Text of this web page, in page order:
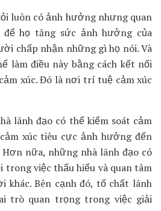
luôn có ảnh hưởng nhưng quan
họ tăng sức ảnh hưởng của
chấp nhận những gì họ nói. Và
làm điều này bằng cách kết nối
xúc. Đó là nơi trí tuệ cảm xúc
lãnh đạo có thể kiểm soát cảm
xúc tiêu cực ảnh hưởng đến
nữa, những nhà lãnh đạo có
việc thấu hiểu và quan tâm
khác. Bên cạnh đó, tố chất lãnh
trò quan trọng trong việc giải